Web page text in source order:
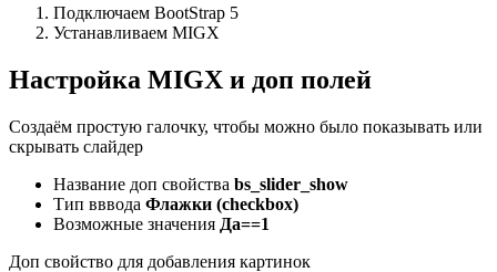
Подключаем BootStrap 5
Устанавливаем MIGX
Настройка MIGX и доп полей
Создаём простую галочку, чтобы можно было показывать или
скрывать слайдер
Название доп свойства bs_slider_show
Тип вввода Флажки (checkbox)
Возможные значения Да==1
Доп свойство для добавления картинок